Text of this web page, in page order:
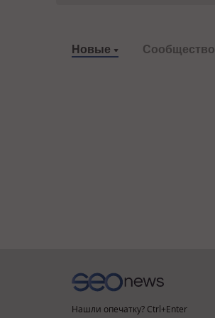
Новые Сообщество
Нашли опечатку? Ctrl+Enter